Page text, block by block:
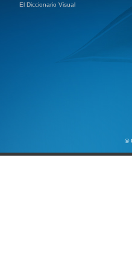
El Diccionario Visual
©